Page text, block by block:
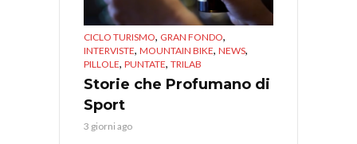
CICLO TURISMO, GRAN FONDO,
INTERVISTE, MOUNTAIN BIKE, NEWS,
PILLOLE, PUNTATE, TRILAB
Storie che Profumano di
Sport
3 giorni ago